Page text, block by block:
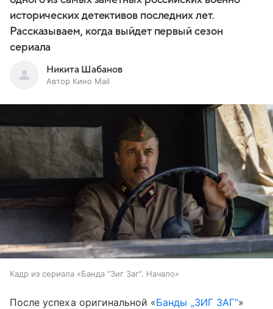
исторических детективов последних лет.
Рассказываем, когда выйдет первый сезон
сериала
Никита Шабанов
Автор Кино Mail
Кадр из сериала «Банда “Зиг Заг”. Начало»
После успеха оригинальной «Банды „ЗИГ ЗАГ“»